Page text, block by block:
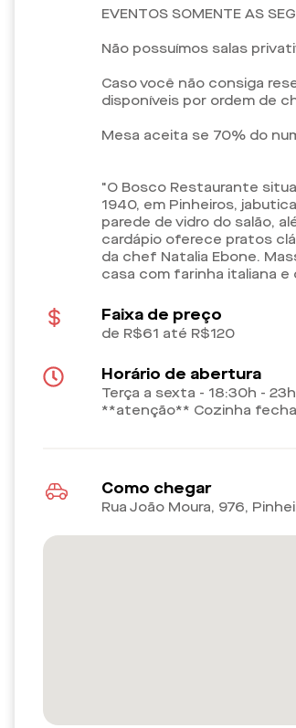
EVENTOS SOMENTE AS
Não possuímos salas
Caso você não consiga
disponíveis por ordem de
Mesa aceita se 70% do
"O Bosco Restaurante
1940, em Pinheiros,
parede de vidro do salão,
cardápio oferece pratos
da chef Natalia Ebone.
casa com farinha italiana
Faixa de preço
de R$61 até R$120
Horário de abertura
Terça a sexta - 18:30h -
**atenção** Cozinha
Como chegar
Rua João Moura, 976,